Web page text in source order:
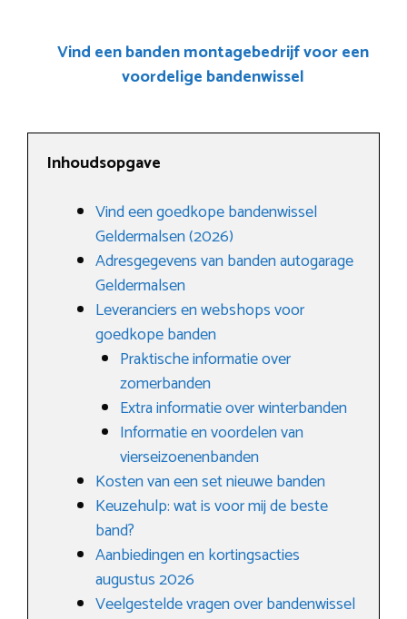
Vind een banden montagebedrijf voor een
voordelige bandenwissel
Inhoudsopgave
Vind een goedkope bandenwissel
Geldermalsen (2026)
Adresgegevens van banden autogarage
Geldermalsen
Leveranciers en webshops voor
goedkope banden
Praktische informatie over
zomerbanden
Extra informatie over winterbanden
Informatie en voordelen van
vierseizoenenbanden
Kosten van een set nieuwe banden
Keuzehulp: wat is voor mij de beste
band?
Aanbiedingen en kortingsacties
augustus 2026
Veelgestelde vragen over bandenwissel